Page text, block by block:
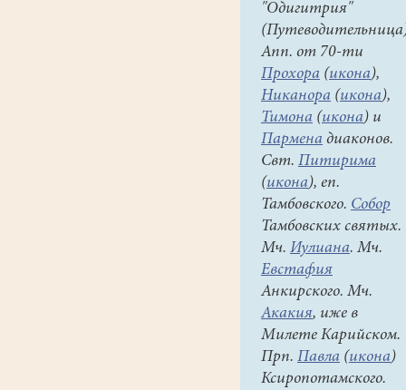
держите
руках,
послужит
Вашей
семье!
совсем
придется
зубрить
скучные
уроки
сдавать
экзамены.
"Одигитрия"
Апп. от 70-ти
Прохора (икона),
Никанора (икона),
Тимона (икона) и
Пармена диаконов.
Свт. Питирима
(икона), еп.
Тамбовского. Собор
Тамбовских святых.
Мч. Иулиана. Мч.
Евстафия
Анкирского. Мч.
Акакия, иже в
Милете Карийском.
Прп. Павла (икона)
Ксиропотамского.